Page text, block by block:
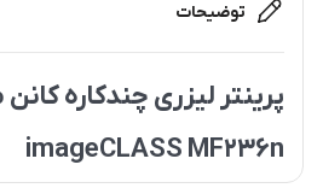
توضیحات
پرینتر لیزری چندکاره
imageCLASS MF236n